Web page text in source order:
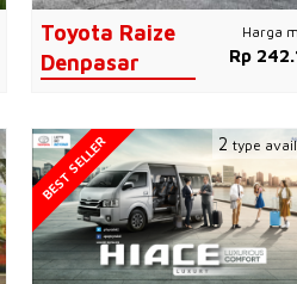
Toyota Raize
Denpasar
Harga
Rp
BEST SELLER 2 type